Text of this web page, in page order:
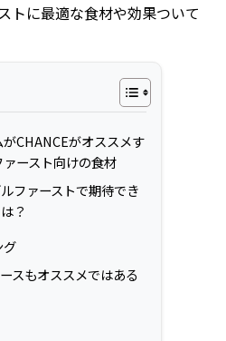
トに最適な食材や効果ついて
CHANCEがオススメす
ースト向けの食材
ファーストで期待でき
？
グ
スもオススメではある